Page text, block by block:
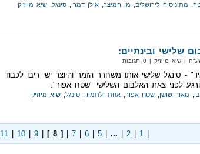
מתוניסיה לירושלים מן המיצר אילן דמרי סינגל שיא מיוזיק
שלישי ובינתיים:
מיוזיק‏ | 0 תגובות
- סינגל שלישי אותו משחרר הזמר והיוצר ישי ריבו לכבוד
ורגע לפני צאת האלבום השלישי "שטח אפור".
מאור שושן שטח אפור אחת ולתמיד סינגל שיא מיוזיק
|
1
|
2
...
|
5
|
6
|
7
[ 8 ]
|
9
|
10
|
11